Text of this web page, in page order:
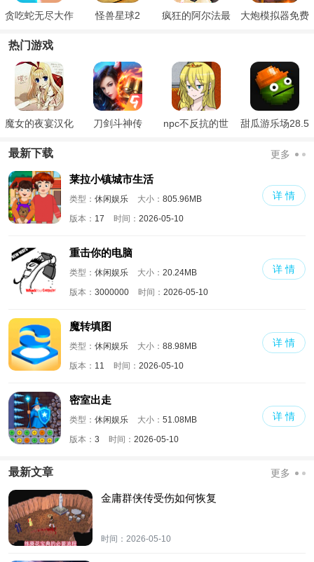
贪吃蛇无尽大作
战手游
怪兽星球2
疯狂的阿尔法最
大炮模拟器免费
热门游戏
魔女的夜宴汉化
刀剑斗神传
npc不反抗的世
甜瓜游乐场28.5
最新下载 更多
莱拉小镇城市生活
类型： 休闲娱乐 大小： 805.96MB
版本： 17 时间： 2026-05-10
详 情
重击你的电脑
类型： 休闲娱乐 大小： 20.24MB
版本： 3000000 时间： 2026-05-10
详 情
魔转填图
类型： 休闲娱乐 大小： 88.98MB
版本： 11 时间： 2026-05-10
详 情
密室出走
类型： 休闲娱乐 大小： 51.08MB
版本： 3 时间： 2026-05-10
详 情
最新文章 更多
金庸群侠传受伤如何恢复
时间： 2026-05-10